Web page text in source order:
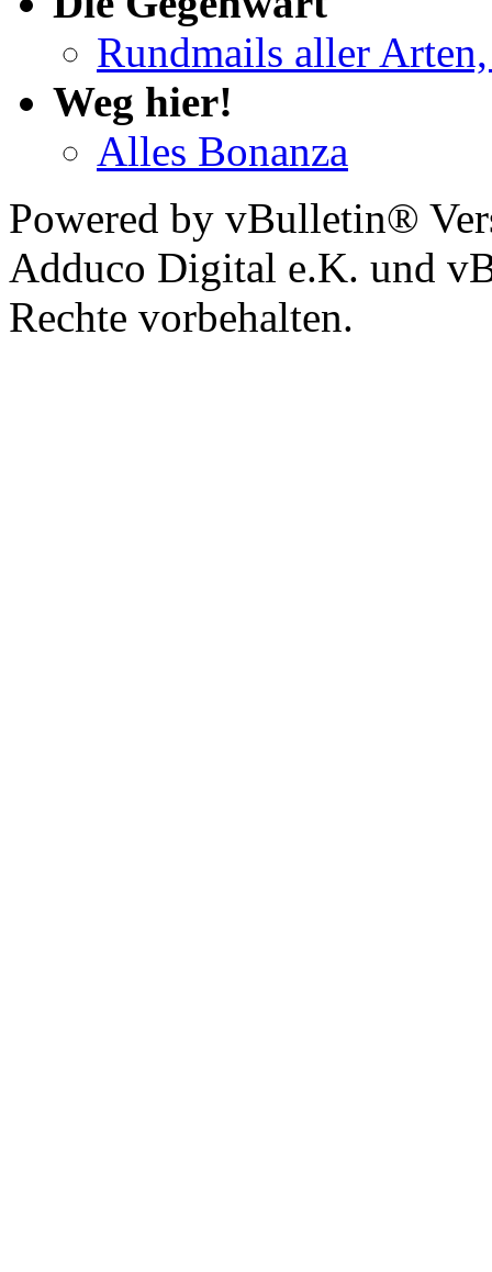
Rundmails aller
Weg hier!
Alles Bonanza
Powered by vBulletin®
Adduco Digital e.K. und
Rechte vorbehalten.